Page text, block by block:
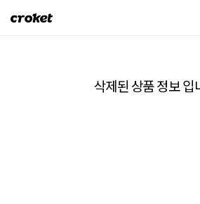
크
삭제된 상품 정보 입